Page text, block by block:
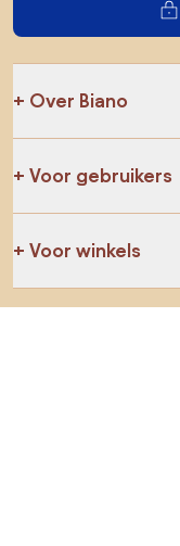
Over Biano
Voor gebruikers
Voor winkels